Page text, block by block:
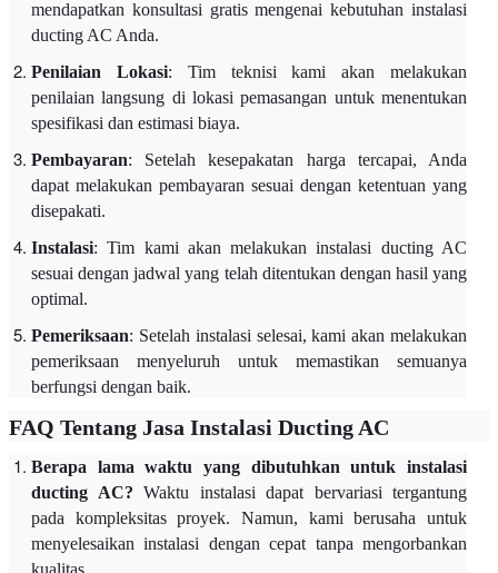
mendapatkan konsultasi gratis mengenai kebutuhan instalasi
ducting AC Anda.
Penilaian Lokasi: Tim teknisi kami akan melakukan
penilaian langsung di lokasi pemasangan untuk menentukan
spesifikasi dan estimasi biaya.
Pembayaran: Setelah kesepakatan harga tercapai, Anda
dapat melakukan pembayaran sesuai dengan ketentuan yang
disepakati.
Instalasi: Tim kami akan melakukan instalasi ducting AC
sesuai dengan jadwal yang telah ditentukan dengan hasil yang
optimal.
Pemeriksaan: Setelah instalasi selesai, kami akan melakukan
pemeriksaan menyeluruh untuk memastikan semuanya
berfungsi dengan baik.
FAQ Tentang Jasa Instalasi Ducting AC
Berapa lama waktu yang dibutuhkan untuk instalasi
ducting AC? Waktu instalasi dapat bervariasi tergantung
pada kompleksitas proyek. Namun, kami berusaha untuk
menyelesaikan instalasi dengan cepat tanpa mengorbankan